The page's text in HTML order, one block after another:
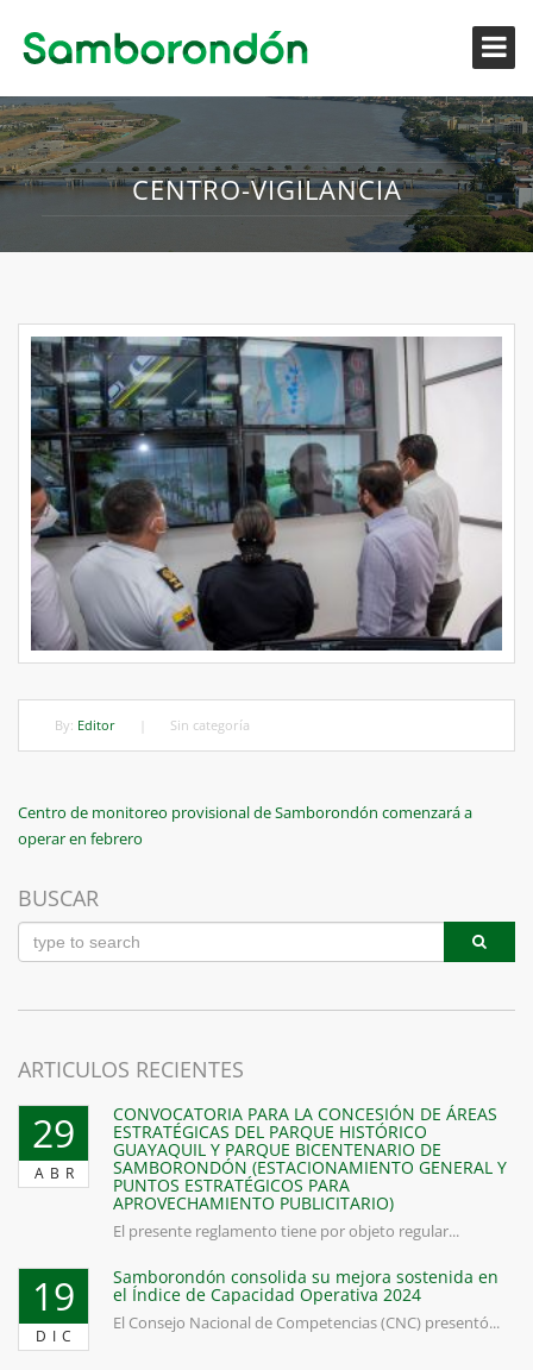
CENTRO-VIGILANCIA
By: Editor Sin categoría
Navegación
de
entradas
Previous
Post
Centro de monitoreo provisional de Samborondón comenzará a
operar en febrero
BUSCAR
ARTICULOS RECIENTES
29
ABR
CONVOCATORIA PARA LA CONCESIÓN DE ÁREAS
ESTRATÉGICAS DEL PARQUE HISTÓRICO
GUAYAQUIL Y PARQUE BICENTENARIO DE
SAMBORONDÓN (ESTACIONAMIENTO GENERAL Y
PUNTOS ESTRATÉGICOS PARA
APROVECHAMIENTO PUBLICITARIO)
El presente reglamento tiene por objeto regular...
19
DIC
Samborondón consolida su mejora sostenida en
el Índice de Capacidad Operativa 2024
El Consejo Nacional de Competencias (CNC) presentó...